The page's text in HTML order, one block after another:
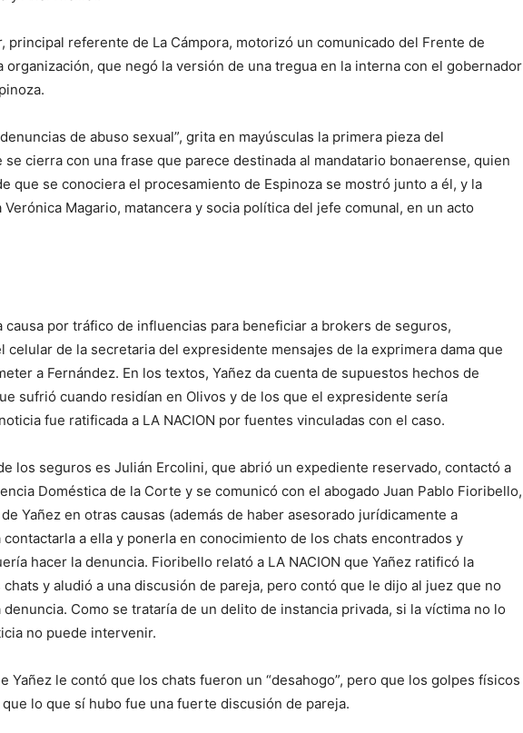
principal referente de La Cámpora, motorizó un comunicado del Frente de
organización, que negó la versión de una tregua en la interna con el gobernador
de abuso sexual”, grita en mayúsculas la primera pieza del
se cierra con una frase que parece destinada al mandatario bonaerense, quien
que se conociera el procesamiento de Espinoza se mostró junto a él, y la
Magario, matancera y socia política del jefe comunal, en un acto
causa por tráfico de influencias para beneficiar a brokers de seguros,
celular de la secretaria del expresidente mensajes de la exprimera dama que
a Fernández. En los textos, Yañez da cuenta de supuestos hechos de
sufrió cuando residían en Olivos y de los que el expresidente sería
fue ratificada a LA NACION por fuentes vinculadas con el caso.
los seguros es Julián Ercolini, que abrió un expediente reservado, contactó a
Doméstica de la Corte y se comunicó con el abogado Juan Pablo Fioribello,
Yañez en otras causas (además de haber asesorado jurídicamente a
contactarla a ella y ponerla en conocimiento de los chats encontrados y
hacer la denuncia. Fioribello relató a LA NACION que Yañez ratificó la
y aludió a una discusión de pareja, pero contó que le dijo al juez que no
Como se trataría de un delito de instancia privada, si la víctima no lo
no puede intervenir.
Yañez le contó que los chats fueron un “desahogo”, pero que los golpes físicos
que lo que sí hubo fue una fuerte discusión de pareja.